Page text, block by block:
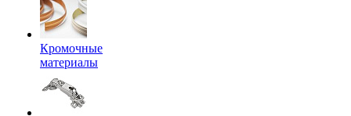
Кромочные
материалы